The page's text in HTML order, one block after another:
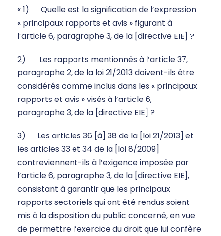
« 1) Quelle est la signification de l’expression
« principaux rapports et avis » figurant à
l’article 6, paragraphe 3, de la [directive EIE] ?
2) Les rapports mentionnés à l’article 37,
paragraphe 2, de la loi 21/2013 doivent-ils être
considérés comme inclus dans les « principaux
rapports et avis » visés à l’article 6,
paragraphe 3, de la [directive EIE] ?
3) Les articles 36 [à] 38 de la [loi 21/2013] et
les articles 33 et 34 de la [loi 8/2009]
contreviennent-ils à l’exigence imposée par
l’article 6, paragraphe 3, de la [directive EIE],
consistant à garantir que les principaux
rapports sectoriels qui ont été rendus soient
mis à la disposition du public concerné, en vue
de permettre l’exercice du droit que lui confère